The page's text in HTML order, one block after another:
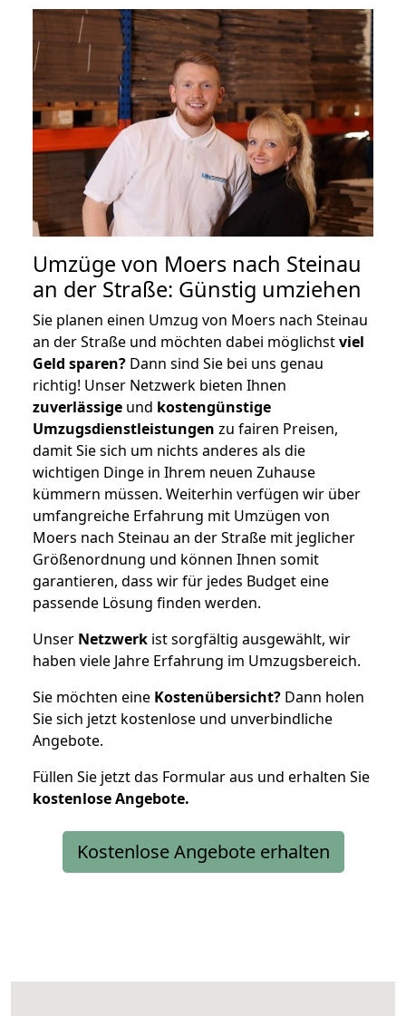
Umzüge von Moers nach Steinau
an der Straße: Günstig umziehen
Sie planen einen Umzug von Moers nach Steinau
an der Straße und möchten dabei möglichstviel
Geld sparen? Dann sind Sie bei uns genau
richtig! Unser Netzwerk bieten Ihnen
zuverlässige und kostengünstige
Umzugsdienstleistungen zu fairen Preisen,
damit Sie sich um nichts anderes als die
wichtigen Dinge in Ihrem neuen Zuhause
kümmern müssen. Weiterhin verfügen wir über
umfangreiche Erfahrung mit Umzügen von
Moers nach Steinau an der Straße mit jeglicher
Größenordnung und können Ihnen somit
garantieren, dass wir für jedes Budget eine
passende Lösung finden werden.
Unser Netzwerk ist sorgfältig ausgewählt, wir
haben viele Jahre Erfahrung im Umzugsbereich.
Sie möchten eine Kostenübersicht? Dann holen
Sie sich jetzt kostenlose und unverbindliche
Angebote.
Füllen Sie jetzt das Formular aus und erhalten Sie
kostenloseAngebote.
Kostenlose Angebote erhalten